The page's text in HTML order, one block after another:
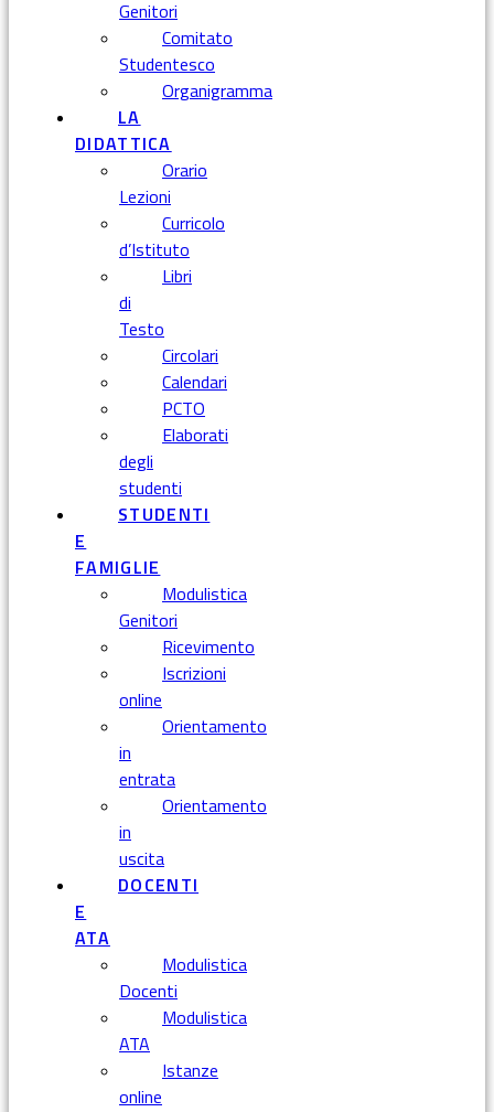
Genitori
Comitato
Studentesco
Organigramma
LA
DIDATTICA
Orario
Lezioni
Curricolo
d’Istituto
Libri
di
Testo
Circolari
Calendari
PCTO
Elaborati
degli
studenti
STUDENTI
E
FAMIGLIE
Modulistica
Genitori
Ricevimento
Iscrizioni
online
Orientamento
in
entrata
Orientamento
in
uscita
DOCENTI
E
ATA
Modulistica
Docenti
Modulistica
ATA
Istanze
online